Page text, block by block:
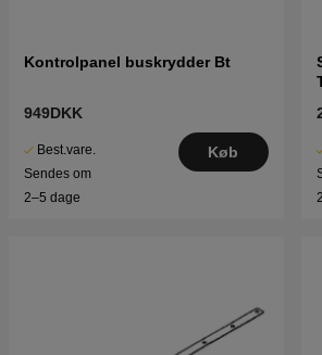
Kontrolpanel buskrydder Bt
949DKK
Best.vare.
Sendes om
2–5 dage
Køb